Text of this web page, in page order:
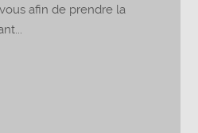
afin de prendre la